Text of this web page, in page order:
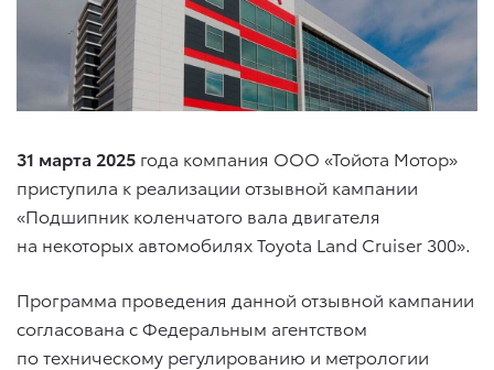
31 марта 2025 года компания ООО «Тойота Мотор»
приступила к реализации отзывной кампании
«Подшипник коленчатого вала двигателя
на некоторых автомобиляхToyota Land Cruiser 300».
Программа проведения данной отзывной кампании
согласована с Федеральным агентством
по техническому регулированию и метрологии